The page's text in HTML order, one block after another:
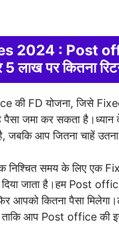
2024 : Post
पर कितना
की FD योजना, जिसे
पैसा जमा कर सकता
आप जितना चाहें
निश्चित समय के लिए एक
दिया जाता है।हम Post
आपको कितना पैसा
ताकि आप Post office की